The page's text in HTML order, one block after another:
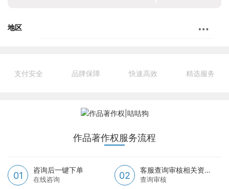
地区
支付安全 品牌保障 快速高效 精选服务
作品著作权服务流程
01
咨询后一键下单
在线咨询 02
客服查询审核相关资料
查询审核